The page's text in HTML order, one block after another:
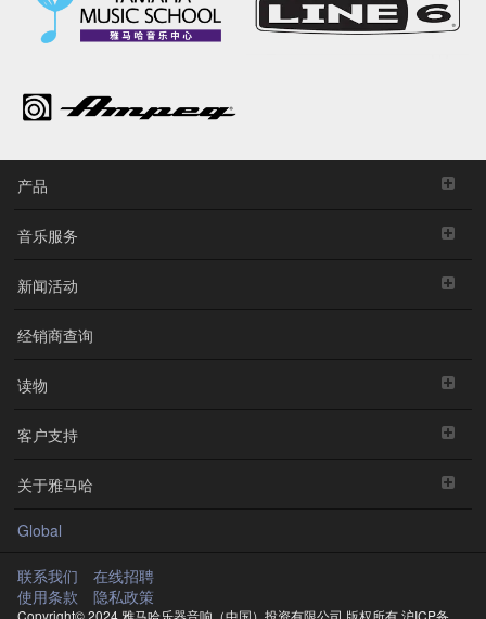
产品
音乐服务
新闻活动
经销商查询
读物
客户支持
关于雅马哈
Global
联系我们
在线招聘
使用条款
隐私政策
Copyright© 2024 雅马哈乐器音响（中国）投资有限公司 版权所有沪ICP备